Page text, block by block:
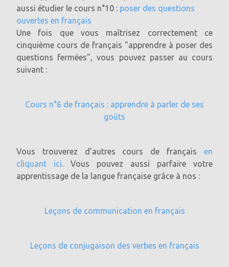
aussi étudier le cours n°10 : poser des questions
ouvertes en français
Une fois que vous maîtrisez correctement ce
cinquième cours de français "apprendre à poser des
questions fermées", vous pouvez passer au cours
suivant :
Cours n°6 de français : apprendre à parler de ses
goûts
Vous trouverez d’autres cours de français en
cliquant ici. Vous pouvez aussi parfaire votre
apprentissage de la langue française grâce à nos :
Leçons de communication en français
Leçons de conjugaison des verbes en français